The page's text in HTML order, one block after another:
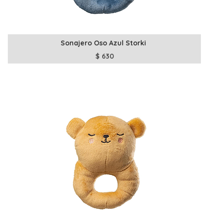
Sonajero Oso Azul Storki
$ 630